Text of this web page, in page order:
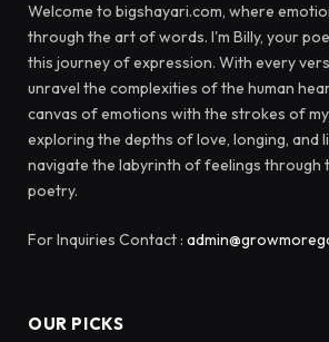
Welcome to bigshayari.com, where
through the art of words. I'm Billy, your
this journey of expression. With every
unravel the complexities of the human
canvas of emotions with the strokes of my
exploring the depths of love, longing, and
navigate the labyrinth of feelings through
poetry.
For Inquiries Contact :
OUR PICKS